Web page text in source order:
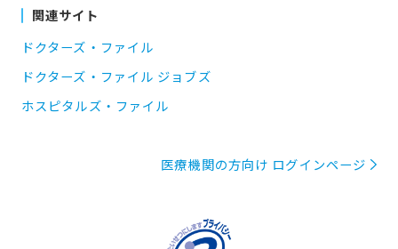
関連サイト
ドクターズ・ファイル
ドクターズ・ファイル ジョブズ
ホスピタルズ・ファイル
医療機関の方向け ログインページ